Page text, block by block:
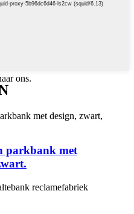
ons.
parkbank met